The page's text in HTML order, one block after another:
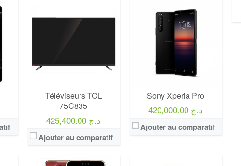
Téléviseurs TCL
75C835
425,400.00 د.ج
Ajouter au comparatif
Sony Xperia Pro
420,000.00 د.ج
Ajouter au comparatif